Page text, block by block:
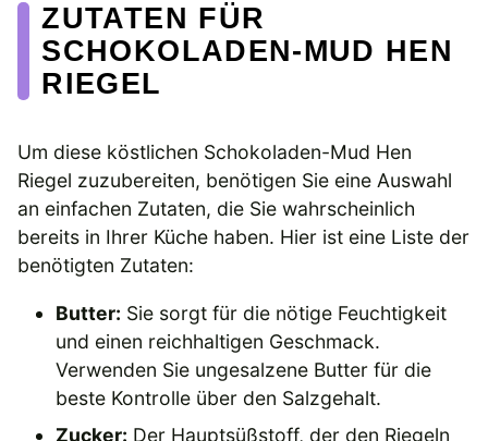
ZUTATEN FÜR
SCHOKOLADEN-MUD HEN
RIEGEL
Um diese köstlichen Schokoladen-Mud Hen
Riegel zuzubereiten, benötigen Sie eine Auswahl
an einfachen Zutaten, die Sie wahrscheinlich
bereits in Ihrer Küche haben. Hier ist eine Liste der
benötigten Zutaten:
Butter: Sie sorgt für die nötige Feuchtigkeit
und einen reichhaltigen Geschmack.
Verwenden Sie ungesalzene Butter für die
beste Kontrolle über den Salzgehalt.
Zucker: Der Hauptsüßstoff, der den Riegeln